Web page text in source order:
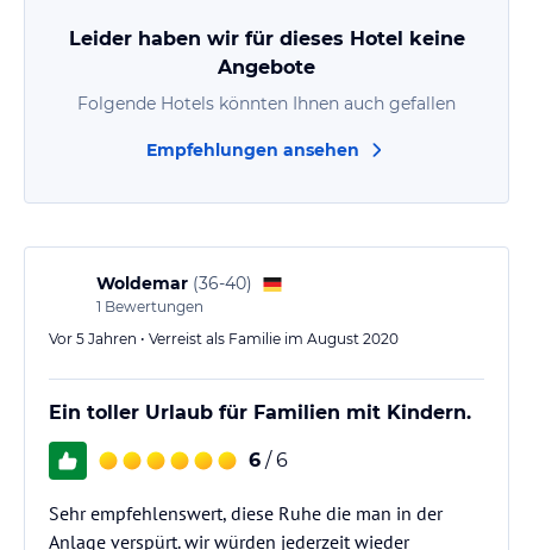
Leider haben wir für dieses Hotel keine
Angebote
Folgende Hotels könnten Ihnen auch gefallen
Empfehlungen ansehen
Woldemar (36-40)
1 Bewertungen
Vor 5 Jahren • Verreist als Familie im August 2020
Ein toller Urlaub für Familien mit Kindern.
6 / 6
Sehr empfehlenswert, diese Ruhe die man in der
Anlage verspürt. wir würden jederzeit wieder